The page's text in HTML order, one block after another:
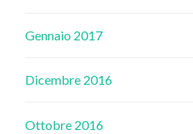
Gennaio 2017
Dicembre 2016
Ottobre 2016